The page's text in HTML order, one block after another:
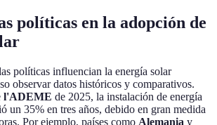
políticas en la adopción de
políticas influencian la energía solar
observar datos históricos y comparativos.
l'ADEME de 2025, la instalación de energía
un 35% en tres años, debido en gran medida
Por ejemplo, países como Alemania y